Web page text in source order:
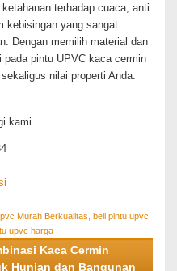
terhadap cuaca, anti
kebisingan yang sangat
Dengan memilih material dan
pintu UPVC kaca cermin
nilai properti Anda.
kami
Murah Berkualitas ,beli pintu upvc
upvc harga
Kaca Cermin
Hunian dan Bangunan